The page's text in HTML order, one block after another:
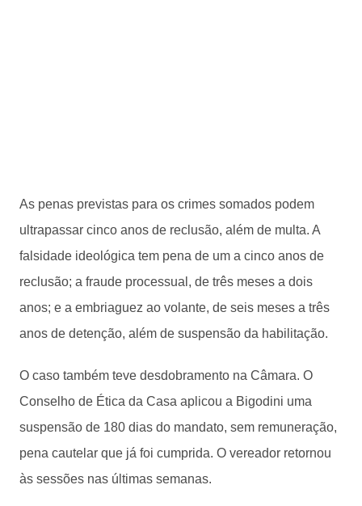
As penas previstas para os crimes somados podem
ultrapassar cinco anos de reclusão, além de multa. A
falsidade ideológica tem pena de um a cinco anos de
reclusão; a fraude processual, de três meses a dois
anos; e a embriaguez ao volante, de seis meses a três
anos de detenção, além de suspensão da habilitação.
O caso também teve desdobramento na Câmara. O
Conselho de Ética da Casa aplicou a Bigodini uma
suspensão de 180 dias do mandato, sem remuneração,
pena cautelar que já foi cumprida. O vereador retornou
às sessões nas últimas semanas.